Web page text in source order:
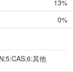
13%
0%
其他